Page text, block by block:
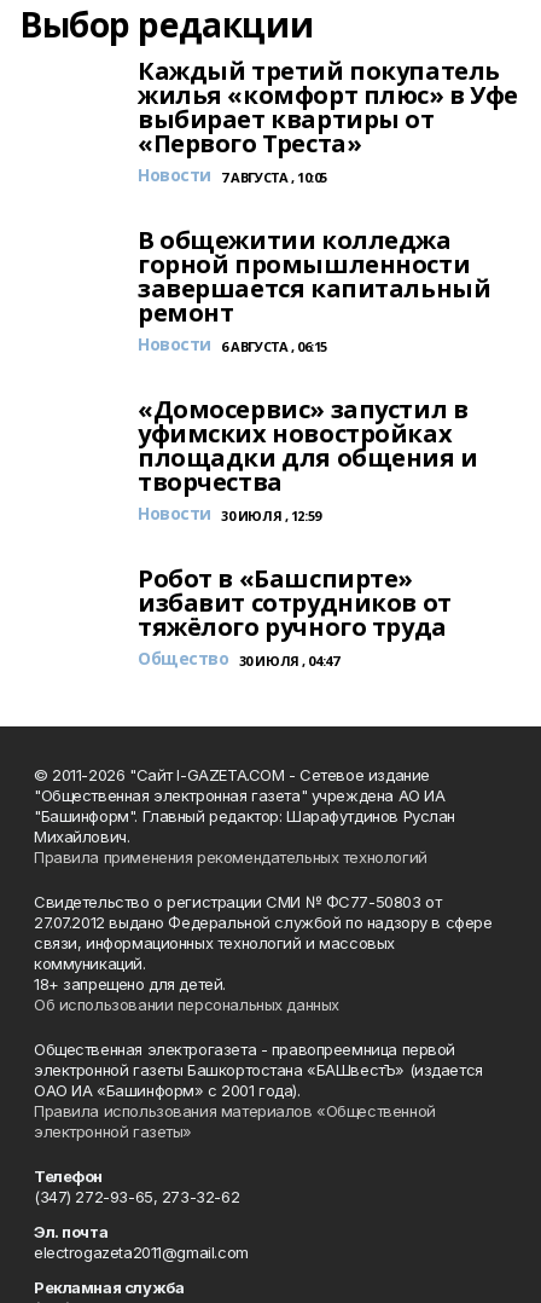
Выбор редакции
Каждый третий покупатель
жилья «комфорт плюс» в Уфе
выбирает квартиры от
«Первого Треста»
Новости 7 АВГУСТА , 10:05
В общежитии колледжа
горной промышленности
завершается капитальный
ремонт
Новости 6 АВГУСТА , 06:15
«Домосервис» запустил в
уфимских новостройках
площадки для общения и
творчества
Новости 30 ИЮЛЯ , 12:59
Робот в «Башспирте»
избавит сотрудников от
тяжёлого ручного труда
Общество 30 ИЮЛЯ , 04:47
© 2011-2026 "Сайт I-GAZETA.COM - Сетевое издание
"Общественная электронная газета" учреждена АО ИА
"Башинформ". Главный редактор: Шарафутдинов Руслан
Михайлович.
Правила применения рекомендательных технологий
Свидетельство о регистрации СМИ № ФС77-50803 от
27.07.2012 выдано Федеральной службой по надзору в сфере
связи, информационных технологий и массовых
коммуникаций.
18+ запрещено для детей.
Об использовании персональных данных
Общественная электрогазета - правопреемница первой
электронной газеты Башкортостана «БАШвестЪ» (издается
ОАО ИА «Башинформ» с 2001 года).
Правила использования материалов «Общественной
электронной газеты»
Телефон
(347) 272-93-65, 273-32-62
Эл. почта
electrogazeta2011@gmail.com
Рекламная служба